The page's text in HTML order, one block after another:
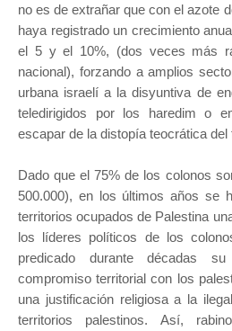
no es de extrañar que con el azote
haya registrado un crecimiento
el 5 y el 10%, (dos veces más
nacional), forzando a amplios
urbana israelí a la disyuntiva de
teledirigidos por los haredim o
escapar de la distopía teocrática
Dado que el 75% de los colonos
500.000), en los últimos años se
territorios ocupados de Palestina
los líderes políticos de los
predicado durante décadas
compromiso territorial con los
una justificación religiosa a la
territorios palestinos. Así,